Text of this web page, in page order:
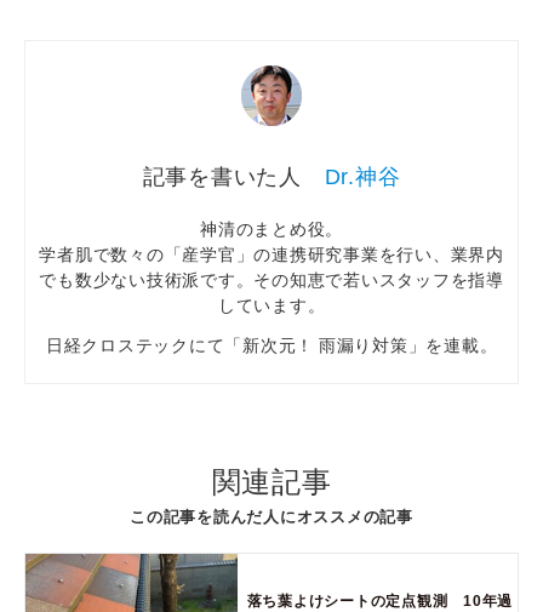
Dr.神谷
神清のまとめ役。
学者肌で数々の「産学官」の連携研究事業を行い、業界内
でも数少ない技術派です。その知恵で若いスタッフを指導
しています。
日経クロステックにて「新次元！ 雨漏り対策」を連載。
関連記事
この記事を読んだ人にオススメの記事
落ち葉よけシートの定点観測 10年過